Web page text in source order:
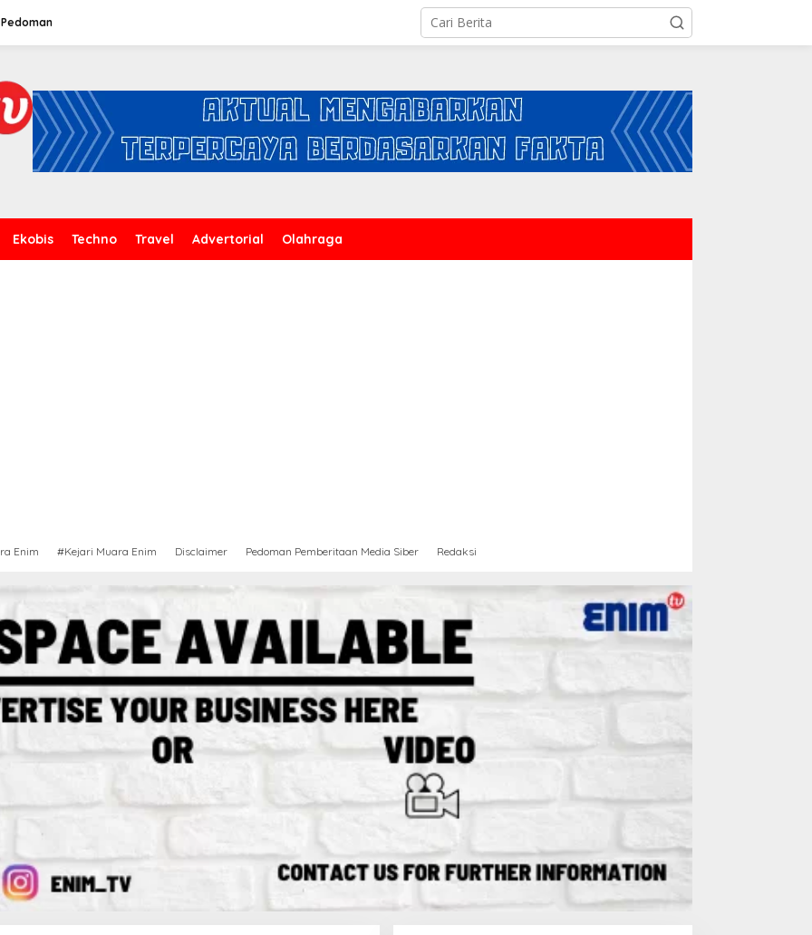
Pedoman
Ekobis Techno Travel Advertorial Olahraga
Enim #Kejari Muara Enim Disclaimer Pedoman Pemberitaan Media Siber Redaksi